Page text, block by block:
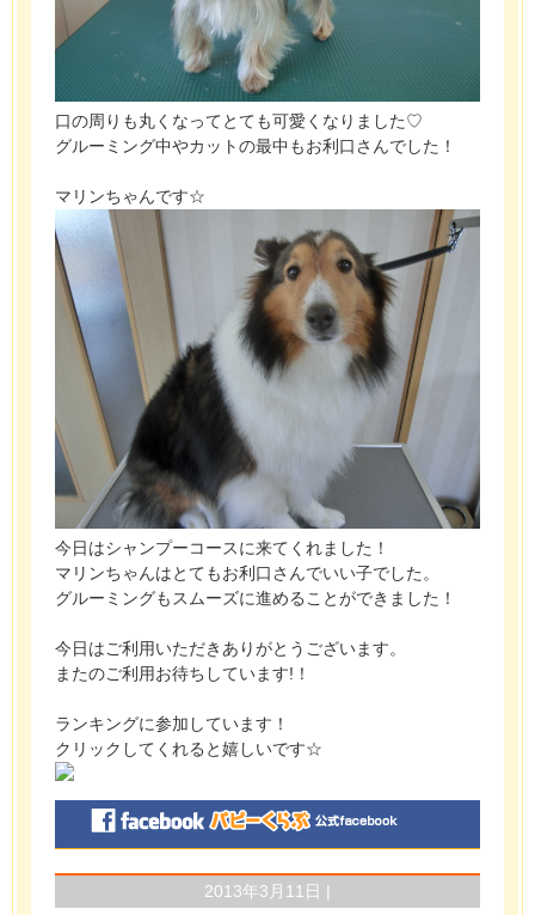
口の周りも丸くなってとても可愛くなりました♡
グルーミング中やカットの最中もお利口さんでした！
マリンちゃんです☆
今日はシャンプーコースに来てくれました！
マリンちゃんはとてもお利口さんでいい子でした。
グルーミングもスムーズに進めることができました！
今日はご利用いただきありがとうございます。
またのご利用お待ちしています!！
ランキングに参加しています！
クリックしてくれると嬉しいです☆
2013年3月11日 |